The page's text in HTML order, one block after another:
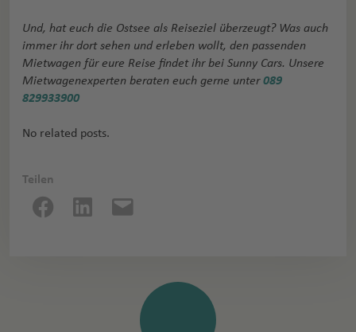
Und, hat euch die Ostsee als Reiseziel überzeugt? Was auch
immer ihr dort sehen und erleben wollt, den passenden
Mietwagen für eure Reise findet ihr bei Sunny Cars. Unsere
Mietwagenexperten beraten euch gerne unter089
829933900
No related posts.
Teilen